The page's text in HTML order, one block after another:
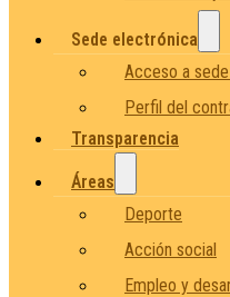
Sede electrónica
Acceso a
Perfil del
Transparencia
Áreas
Deporte
Acción social
Empleo y